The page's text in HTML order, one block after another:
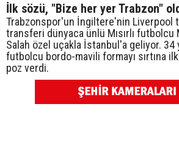
İlk sözü, "Bize her yer Trabzon"
Trabzonspor'un İngiltere'nin Liverpool
transferi dünyaca ünlü Mısırlı futbolcu
Salah özel uçakla İstanbul'a geliyor. 34
futbolcu bordo-mavili formayı sırtına
poz verdi.